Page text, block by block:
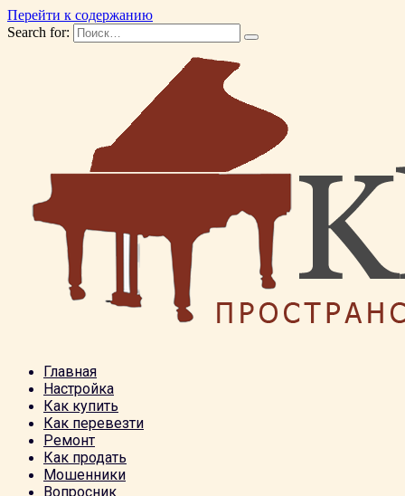
Перейти к содержанию
Search for:
Главная
Настройка
Как купить
Как перевезти
Ремонт
Как продать
Мошенники
Вопросник